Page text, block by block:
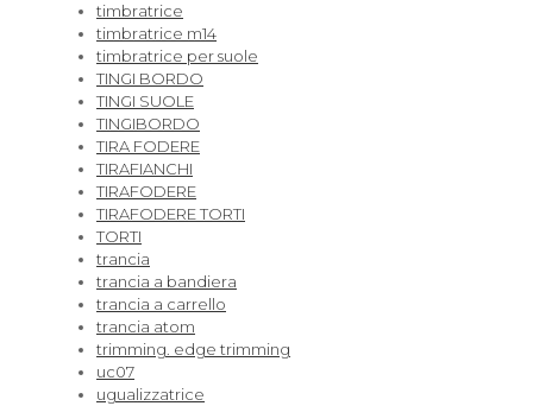
timbratrice
timbratrice m14
timbratrice per suole
TINGI BORDO
TINGI SUOLE
TINGIBORDO
TIRA FODERE
TIRAFIANCHI
TIRAFODERE
TIRAFODERE TORTI
TORTI
trancia
trancia a bandiera
trancia a carrello
trancia atom
trimming. edge trimming
uc07
ugualizzatrice